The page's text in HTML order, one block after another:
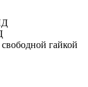
гайкой